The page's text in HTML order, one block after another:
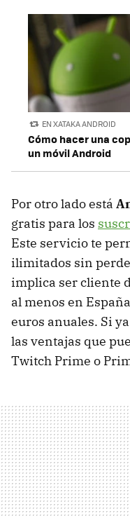
EN XATAKA ANDROID
Cómo hacer una
un móvil Android
Por otro lado está
gratis para los
Este servicio te
ilimitados sin
implica ser cliente
al menos en
euros anuales. Si
las ventajas que
Twitch Prime o